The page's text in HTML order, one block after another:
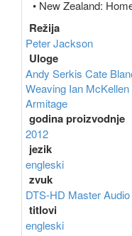
• New Zealand:
Režija
Peter Jackson
Uloge
Andy Serkis Cate
Weaving Ian McKellen
Armitage
godina proizvodnje
2012
jezik
engleski
zvuk
DTS-HD Master Audio
titlovi
engleski